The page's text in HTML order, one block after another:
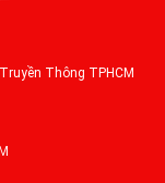
Thông TPHCM